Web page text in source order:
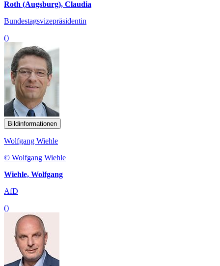
Roth (Augsburg), Claudia
Bundestagsvizepräsidentin
()
Bildinformationen
Wolfgang Wiehle
© Wolfgang Wiehle
Wiehle, Wolfgang
AfD
()